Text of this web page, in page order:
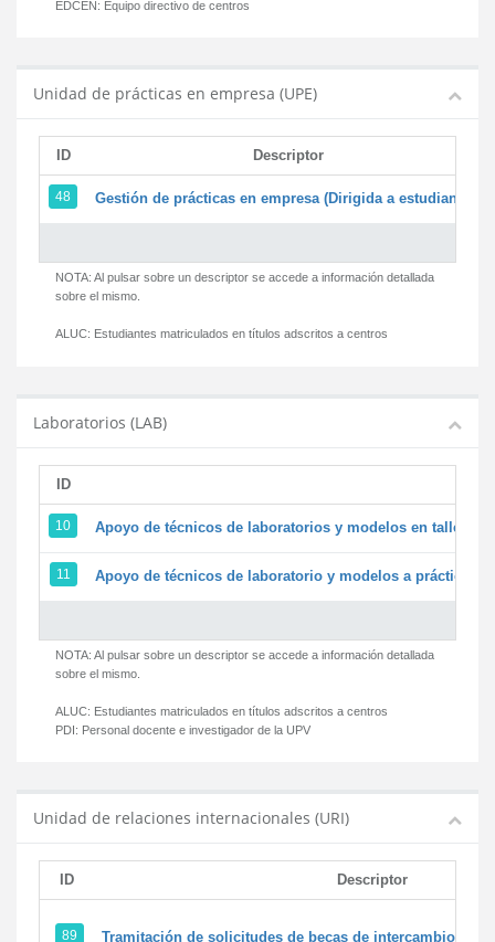
EDCEN: Equipo directivo de centros
Unidad de prácticas en empresa (UPE)
ID Descriptor
48 Gestión de prácticas en empresa (Dirigida a estudiantes)
NOTA: Al pulsar sobre un descriptor se accede a información detallada
sobre el mismo.
ALUC: Estudiantes matriculados en títulos adscritos a centros
Laboratorios (LAB)
ID
10 Apoyo de técnicos de laboratorios y modelos en
11 Apoyo de técnicos de laboratorio y modelos a prácticas
NOTA: Al pulsar sobre un descriptor se accede a información detallada
sobre el mismo.
ALUC: Estudiantes matriculados en títulos adscritos a centros
PDI: Personal docente e investigador de la UPV
Unidad de relaciones internacionales (URI)
ID Descriptor
89 Tramitación de solicitudes de becas de intercambio